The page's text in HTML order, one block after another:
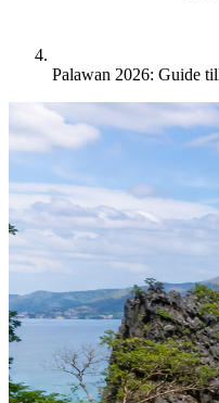
Palawan 2026: Guide